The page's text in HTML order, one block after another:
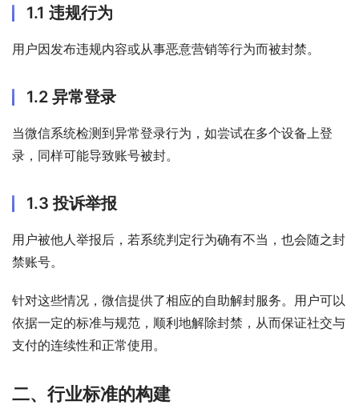
1.1 违规行为
用户因发布违规内容或从事恶意营销等行为而被封禁。
1.2 异常登录
当微信系统检测到异常登录行为，如尝试在多个设备上登
录，同样可能导致账号被封。
1.3 投诉举报
用户被他人举报后，若系统判定行为确有不当，也会随之封
禁账号。
针对这些情况，微信提供了相应的自助解封服务。用户可以
依据一定的标准与规范，顺利地解除封禁，从而保证社交与
支付的连续性和正常使用。
二、行业标准的构建